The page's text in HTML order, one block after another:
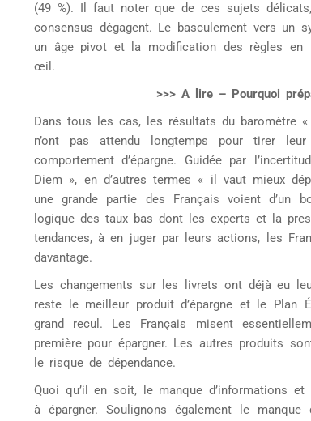
(49 %). Il faut noter que de ces sujets
consensus dégagent. Le basculement vers
un âge pivot et la modification des règles en
œil.
>>> A lire – Pourquoi
Dans tous les cas, les résultats du baromètre
n’ont pas attendu longtemps pour tirer
comportement d’épargne. Guidée par
Diem », en d’autres termes « il vaut mieux
une grande partie des Français voient d’un
logique des taux bas dont les experts et la
tendances, à en juger par leurs actions, les
davantage.
Les changements sur les livrets ont déjà eu
reste le meilleur produit d’épargne et le Plan
grand recul. Les Français misent
première pour épargner. Les autres produits
le risque de dépendance.
Quoi qu’il en soit, le manque d’informations
à épargner. Soulignons également le